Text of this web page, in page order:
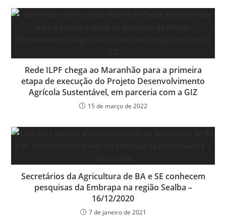
Rede ILPF chega ao Maranhão para a primeira
etapa de execução do Projeto Desenvolvimento
Agrícola Sustentável, em parceria com a GIZ
15 de março de 2022
Secretários da Agricultura de BA e SE conhecem
pesquisas da Embrapa na região Sealba –
16/12/2020
7 de janeiro de 2021